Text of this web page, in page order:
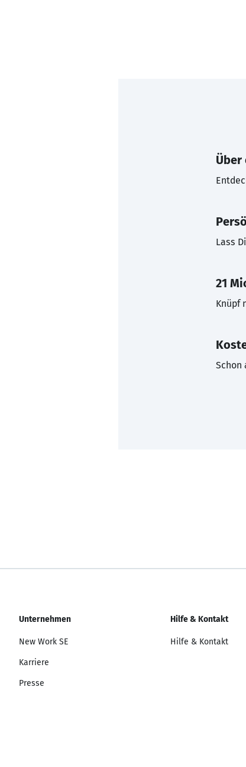
Über
Lass
21
Knüpf
Schon
Unternehmen
New Work SE
Karriere
Presse
Hilfe & Kontakt
Hilfe & Kontakt